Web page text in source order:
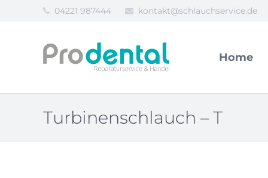
04221 987444 kontakt@schlauchservice.de
Home
Turbinenschlauch – T